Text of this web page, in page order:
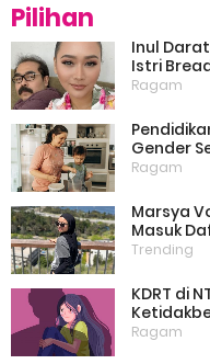
Pilihan
Inul
Istri
Bikin
Dukung
Ragam
Gender
Psikolog:
Ragam
Marsya
Masuk
Versi BBC
Trending
KDRT di
Ragam